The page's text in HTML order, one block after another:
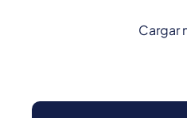
Cargar